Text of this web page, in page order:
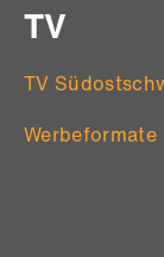
TV
TV
Werbeformate